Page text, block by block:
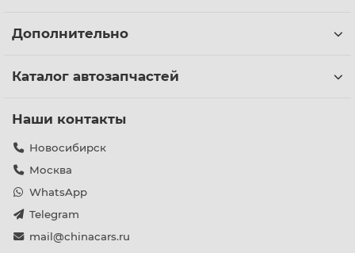
Дополнительно
Каталог автозапчастей
Наши контакты
Новосибирск
Москва
WhatsApp
Telegram
mail@chinacars.ru